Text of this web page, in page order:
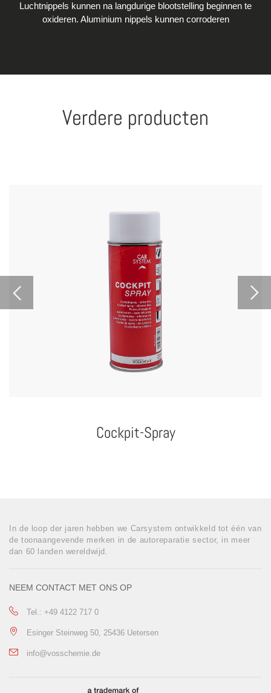
Luchtnippels kunnen na langdurige blootstelling beginnen te
oxideren. Aluminium nippels kunnen corroderen
Verdere producten
Cockpit-Spray
In de loop der jaren hebben we Carsystem ontwikkeld tot één van
de toonaangevende merken in de autoreparatie sector, in meer
dan 60 landen wereldwijd.
NEEM CONTACT MET ONS OP
Tel.: +49 4122 717 0
Esinger Steinweg 50, 25436 Uetersen
info@vosschemie.de